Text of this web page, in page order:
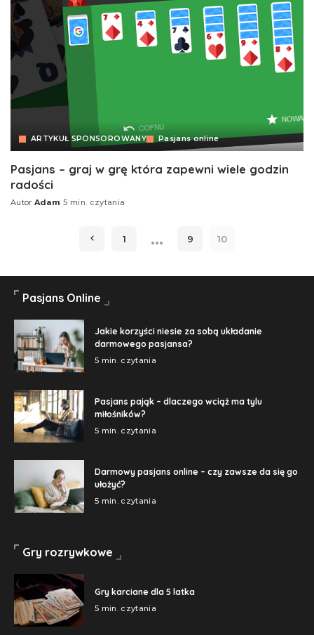
ARTYKUŁ SPONSOROWANY Pasjans online
Pasjans – graj w grę która zapewni wiele godzin
radości
Autor Adam 5 min. czytania
1 … 9 10
Pasjans Online
Jakie korzyści niesie za sobą układanie
darmowego pasjansa?
5 min. czytania
Pasjans pająk – dlaczego wciąż ma tylu
miłośników?
5 min. czytania
Darmowy pasjans online – czy zawsze da się go
ułożyć?
5 min. czytania
Gry rozrywkowe
Gry karciane dla 5 latka
5 min. czytania